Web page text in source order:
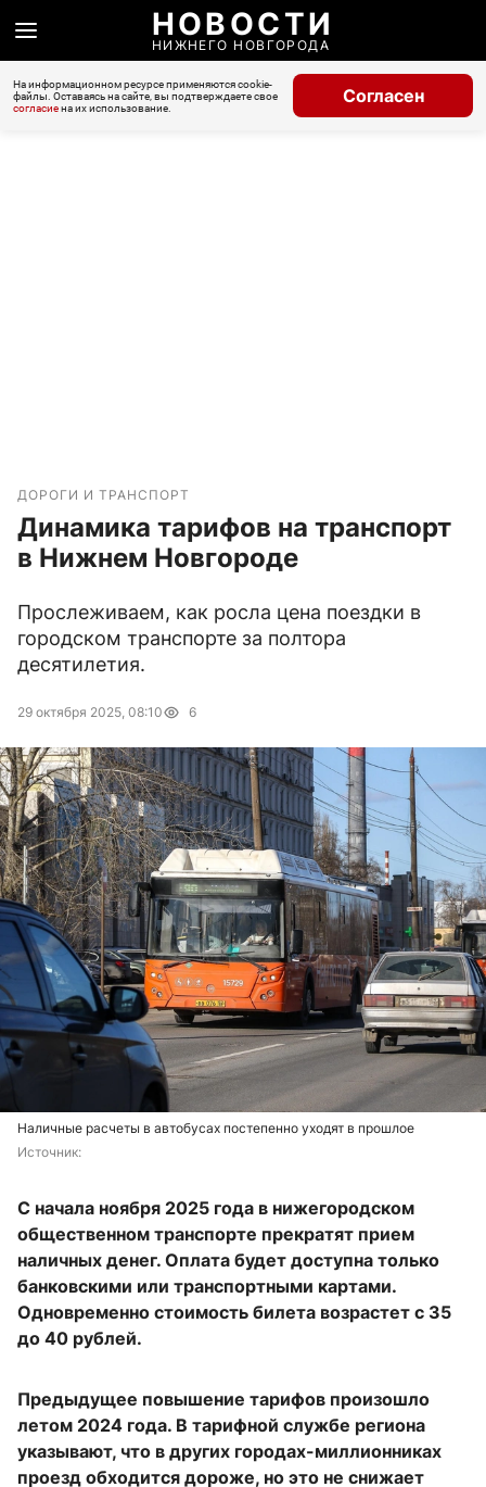
НОВОСТИ
НИЖНЕГО НОВГОРОДА
На информационном ресурсе применяются cookie-
файлы. Оставаясь на сайте, вы подтверждаете свое
согласиена их использование.
Согласен
ДОРОГИ И ТРАНСПОРТ
Динамика тарифов на транспорт
в Нижнем Новгороде
Прослеживаем, как росла цена поездки в
городском транспорте за полтора
десятилетия.
29 октября 2025, 08:10 6
Наличные расчеты в автобусах постепенно уходят в прошлое
Источник:
С начала ноября 2025 года в нижегородском
общественном транспорте прекратят прием
наличных денег. Оплата будет доступна только
банковскими или транспортными картами.
Одновременно стоимость билета возрастет с 35
до 40 рублей.
Предыдущее повышение тарифов произошло
летом 2024 года. В тарифной службе региона
указывают, что в других городах-миллионниках
проезд обходится дороже, но это не снижает